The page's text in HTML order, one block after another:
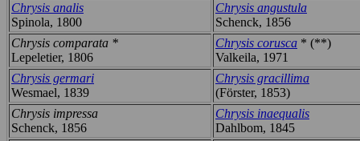
Chrysis analis
Spinola, 1800
Chrysis angustula
Schenck, 1856
Chrysis comparata *
Lepeletier, 1806
Chrysis corusca * (**)
Valkeila, 1971
Chrysis germari
Wesmael, 1839
Chrysis gracillima
(Förster, 1853)
Chrysis impressa
Schenck, 1856
Chrysis inaequalis
Dahlbom, 1845